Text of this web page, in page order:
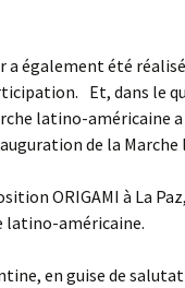
a également été
Et, dans le
latino-américaine
de la
ORIGAMI à La
latino-américaine.
en guise de